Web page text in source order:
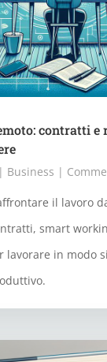
contratti e
| Business |
il lavoro
smart
lavorare in modo